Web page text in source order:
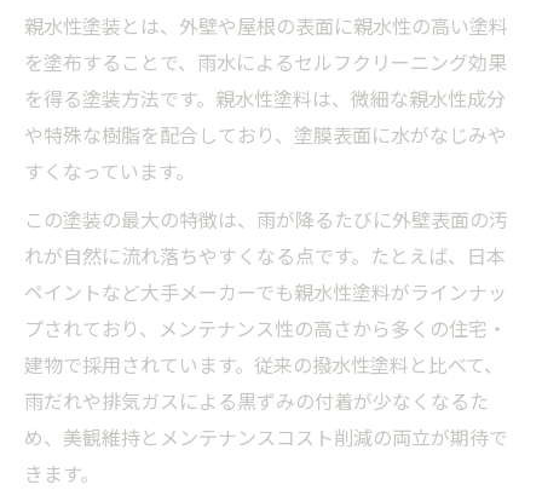
外壁塗装における親水性のメリット探求
親水性外壁塗装がもたらす美観維持の強み
親水性が高いと外壁塗装はどう変わるか
汚れ対策に強い親水性塗料のメリット解説
親水性コーティングの効果で外壁が長持ち
親水性塗装で雨だれや排気ガスも防げる理
由
親水性コーティングが美観維持に効く理由
外壁塗装の親水性コーティング効果とは何
か
親水性コーティングでセルフクリーニング
を実現
親水性塗装とは、外壁や屋根の表面に親水性の高い塗料
を塗布することで、雨水によるセルフクリーニング効果
を得る塗装方法です。親水性塗料は、微細な親水性成分
や特殊な樹脂を配合しており、塗膜表面に水がなじみや
すくなっています。
この塗装の最大の特徴は、雨が降るたびに外壁表面の汚
れが自然に流れ落ちやすくなる点です。たとえば、日本
ペイントなど大手メーカーでも親水性塗料がラインナッ
プされており、メンテナンス性の高さから多くの住宅・
建物で採用されています。従来の撥水性塗料と比べて、
雨だれや排気ガスによる黒ずみの付着が少なくなるた
め、美観維持とメンテナンスコスト削減の両立が期待で
きます。